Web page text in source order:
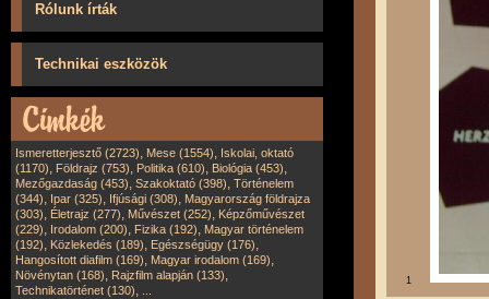
Rólunk írták
Technikai eszközök
Ismeretterjesztő (2723), Mese (1554), Iskolai, oktató
(1170), Földrajz (753), Politika (610), Biológia (453),
Mezőgazdaság (453), Szakoktató (398), Történelem
(344), Ipar (325), Ifjúsági (308), Magyarország földrajza
(303), Életrajz (277), Művészet (252), Képzőművészet
(229), Irodalom (200), Fizika (192), Magyar történelem
(192), Közlekedés (189), Egészségügy (176),
Hangosított diafilm (169), Magyar irodalom (169),
Növénytan (168), Rajzfilm alapján (133),
Technikatörténet (130),
1